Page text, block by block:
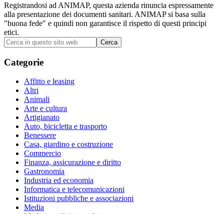
Registrandosi ad ANIMAP, questa azienda rinuncia espressamente
alla presentazione dei documenti sanitari. ANIMAP si basa sulla
"buona fede" e quindi non garantisce il rispetto di questi principi
etici.
Barra
laterale
primaria
Cerca
in
questo
sito
Categorie
Affitto e leasing
Altri
Animali
Arte e cultura
Artigianato
Auto, bicicletta e trasporto
Benessere
Casa, giardino e costruzione
Commercio
Finanza, assicurazione e diritto
Gastronomia
Industria ed economia
Informatica e telecomunicazioni
Istituzioni pubbliche e associazioni
Media